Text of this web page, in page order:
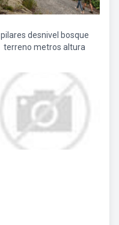
pilares desnivel bosque
terreno metros altura